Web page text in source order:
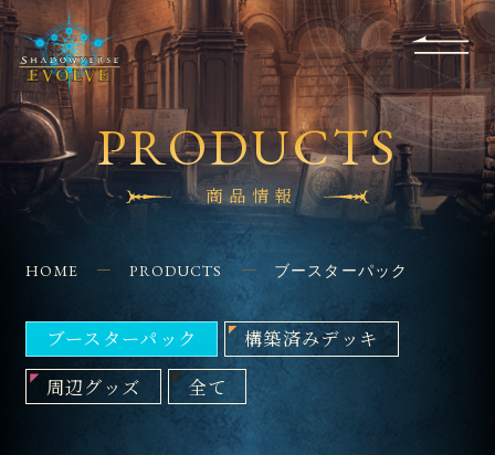
Q&A
EVENT SHOPS
FOR
BEGINNERS
APPLICATION
CONTACT
PRODUCTS
商品情報
HOME PRODUCTS ブースターパック
ブースターパック
構築済みデッキ
周辺グッズ
全て